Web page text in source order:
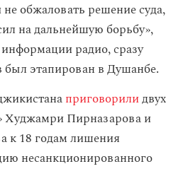
обжаловать решение суда,
на дальнейшую борьбу»,
радио, сразу
был этапирован в Душанбе.
приговорилидвух
Худжамри Пирназарова и
к 18 годам лишения
несанкционированного